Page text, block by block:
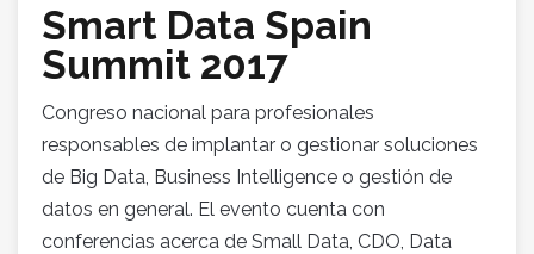
Smart Data Spain
Summit 2017
Congreso nacional para profesionales
responsables de implantar o gestionar soluciones
de Big Data, Business Intelligence o gestión de
datos en general. El evento cuenta con
conferencias acerca de Small Data, CDO, Data